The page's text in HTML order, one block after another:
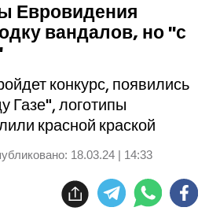
Евровидения
вандалов, но "с
конкурс, появились
Газе", логотипы
красной краской
18.03.24 | 14:33